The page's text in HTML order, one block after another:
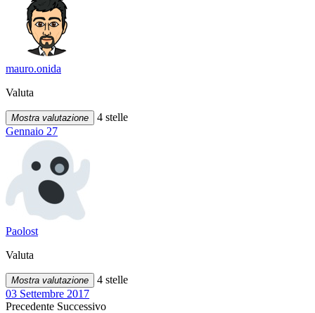
mauro.onida
Valuta
Mostra valutazione
4 stelle
Gennaio 27
Paolost
Valuta
Mostra valutazione
4 stelle
03 Settembre 2017
Precedente Successivo